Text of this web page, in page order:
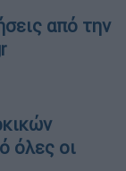
από την
όλες οι